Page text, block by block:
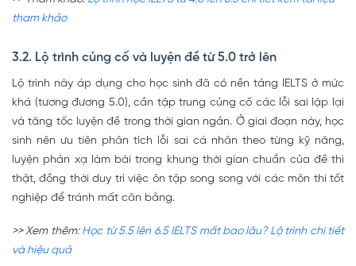
tham khảo
3.2. Lộ trình củng cố và luyện đề từ 5.0 trở lên
Lộ trình này áp dụng cho học sinh đã có nền tảng IELTS ở mức
khá (tương đương 5.0), cần tập trung củng cố các lỗi sai lặp lại
và tăng tốc luyện đề trong thời gian ngắn. Ở giai đoạn này, học
sinh nên ưu tiên phân tích lỗi sai cá nhân theo từng kỹ năng,
luyện phản xạ làm bài trong khung thời gian chuẩn của đề thi
thật, đồng thời duy trì việc ôn tập song song với các môn thi tốt
nghiệp để tránh mất cân bằng.
>> Xem thêm: Học từ 5.5 lên 6.5 IELTS mất bao lâu? Lộ trình chi tiết
và hiệu quả